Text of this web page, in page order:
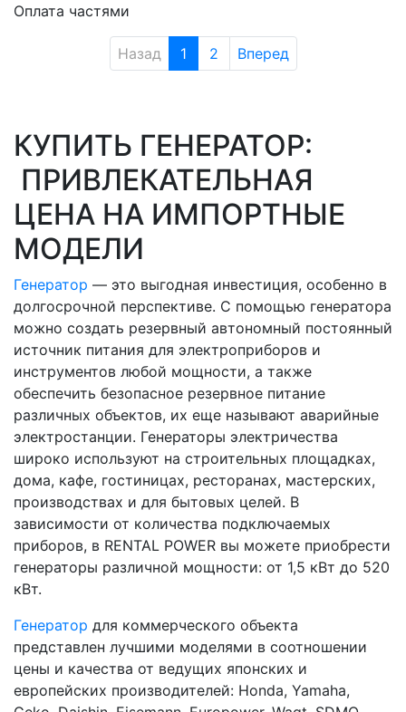
Оплата частями
Назад 1 2 Вперед
КУПИТЬ ГЕНЕРАТОР:
ПРИВЛЕКАТЕЛЬНАЯ
ЦЕНА НА ИМПОРТНЫЕ
МОДЕЛИ
Генератор — это выгодная инвестиция, особенно в
долгосрочной перспективе. С помощью генератора
можно создать резервный автономный постоянный
источник питания для электроприборов и
инструментов любой мощности, а также
обеспечить безопасное резервное питание
различных объектов, их еще называют аварийные
электростанции. Генераторы электричества
широко используют на строительных площадках,
дома, кафе, гостиницах, ресторанах, мастерских,
производствах и для бытовых целей. В
зависимости от количества подключаемых
приборов, в RENTAL POWER вы можете приобрести
генераторы различной мощности: от 1,5 кВт до 520
кВт.
Генератор для коммерческого объекта
представлен лучшими моделями в соотношении
цены и качества от ведущих японских и
европейских производителей: Honda, Yamaha,